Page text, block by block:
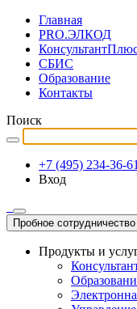
Главная
PRO.ЭЛКОД
СБИС
Образование
Контакты
Поиск
+7 (495) 234-36-61
Вход
Пробное сотрудничество
Продукты и